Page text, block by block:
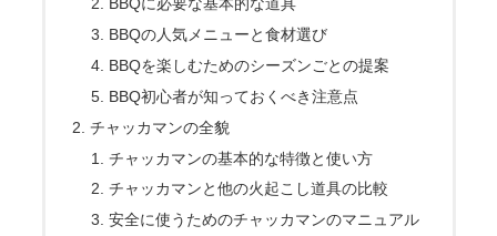
BBQの人気メニューと食材選び
BBQを楽しむためのシーズンごとの提案
BBQ初心者が知っておくべき注意点
チャッカマンの全貌
チャッカマンの基本的な特徴と使い方
チャッカマンと他の火起こし道具の比較
安全に使うためのチャッカマンのマニュアル